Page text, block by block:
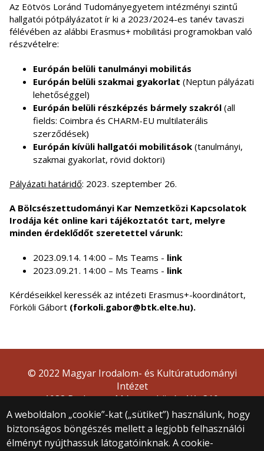
Az Eötvös Loránd Tudományegyetem intézményi szintű
hallgatói pótpályázatot ír ki a 2023/2024-es tanév tavaszi
félévében az alábbi Erasmus+ mobilitási programokban való
részvételre:
Európán belüli tanulmányi mobilitás
Európán belüli szakmai gyakorlat (Neptun pályázati
lehetőséggel)
Európán belüli részképzés bármely szakról (all
fields: Coimbra és CHARM-EU multilaterális
szerződések)
Európán kívüli hallgatói mobilitások (tanulmányi,
szakmai gyakorlat, rövid doktori)
Pályázati határidő: 2023. szeptember 26.
A Bölcsészettudományi Kar Nemzetközi Kapcsolatok
Irodája két online kari tájékoztatót tart, melyre
minden érdeklődőt szeretettel várunk:
2023.09.14. 14:00 – Ms Teams - link
2023.09.21. 14:00 – Ms Teams - link
Kérdéseikkel keressék az intézeti Erasmus+-koordinátort,
Förköli Gábort (forkoli.gabor@btk.elte.hu).
A weboldalon „cookie”-kat („sütiket”) használunk, hogy
biztonságos böngészés mellett a legjobb felhasználói
élményt nyújthassuk látogatóinknak. A cookie-
© 2022 Magyar Irodalom- és Kultúratudományi
Intézet
1088 Budapest, Múzeum körút 4/A, 310.